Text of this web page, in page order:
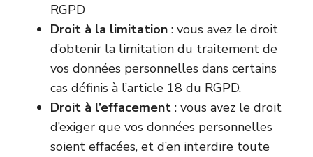
RGPD
Droit à la limitation : vous avez le droit
d’obtenir la limitation du traitement de
vos données personnelles dans certains
cas définis à l’article 18 du RGPD.
Droit à l’effacement : vous avez le droit
d’exiger que vos données personnelles
soient effacées, et d’en interdire toute